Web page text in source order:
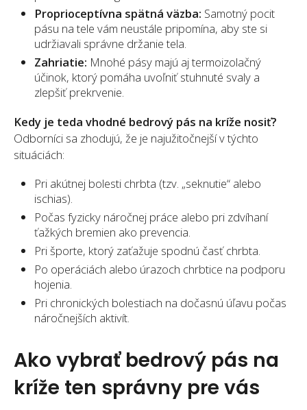
Proprioceptívna spätná väzba: Samotný pocit
pásu na tele vám neustále pripomína, aby ste si
udržiavali správne držanie tela.
Zahriatie: Mnohé pásy majú aj termoizolačný
účinok, ktorý pomáha uvoľniť stuhnuté svaly a
zlepšiť prekrvenie.
Kedy je teda vhodné bedrový pás na kríže nosiť?
Odborníci sa zhodujú, že je najužitočnejší v týchto
situáciách:
Pri akútnej bolesti chrbta (tzv. „seknutie“ alebo
ischias).
Počas fyzicky náročnej práce alebo pri zdvíhaní
ťažkých bremien ako prevencia.
Pri športe, ktorý zaťažuje spodnú časť chrbta.
Po operáciách alebo úrazoch chrbtice na podporu
hojenia.
Pri chronických bolestiach na dočasnú úľavu počas
náročnejších aktivít.
Ako vybrať bedrový pás na
kríže ten správny pre vás